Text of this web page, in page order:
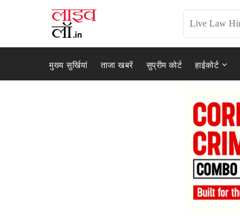
मुख्य सुर्खियां ताजा खबरें सुप्रीम कोर्ट हाईकोर्ट